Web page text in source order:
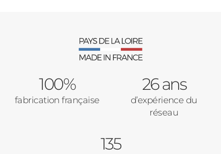
100%
fabrication française
26 ans
d’expérience du
réseau
135